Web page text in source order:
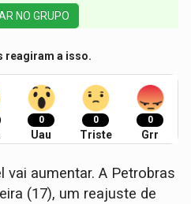
NO GRUPO
reagiram a isso.
0
Uau
0
Triste
0
Grr
vai aumentar. A Petrobras
(17), um reajuste de